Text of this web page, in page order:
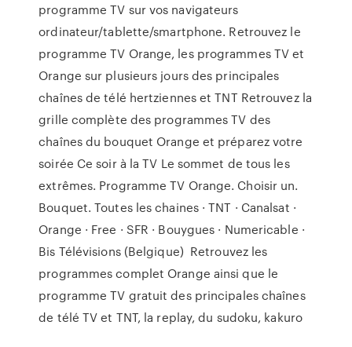
programme TV sur vos navigateurs
ordinateur/tablette/smartphone. Retrouvez le
programme TV Orange, les programmes TV et
Orange sur plusieurs jours des principales
chaînes de télé hertziennes et TNT Retrouvez la
grille complète des programmes TV des
chaînes du bouquet Orange et préparez votre
soirée Ce soir à la TV Le sommet de tous les
extrêmes. Programme TV Orange. Choisir un.
Bouquet. Toutes les chaines · TNT · Canalsat ·
Orange · Free · SFR · Bouygues · Numericable ·
Bis Télévisions (Belgique) Retrouvez les
programmes complet Orange ainsi que le
programme TV gratuit des principales chaînes
de télé TV et TNT, la replay, du sudoku, kakuro